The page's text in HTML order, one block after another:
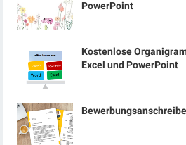
PowerPoint
Kostenlose
Excel und PowerPoint